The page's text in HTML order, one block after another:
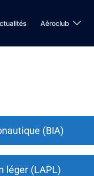
Aéroclub
(BIA)
léger (LAPL)